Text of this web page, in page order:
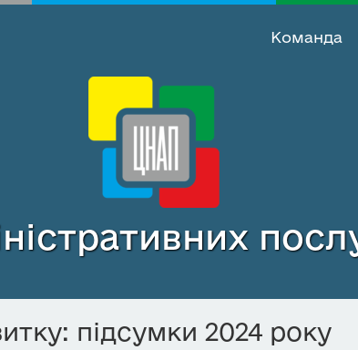
Команда
підсумки 2024 року